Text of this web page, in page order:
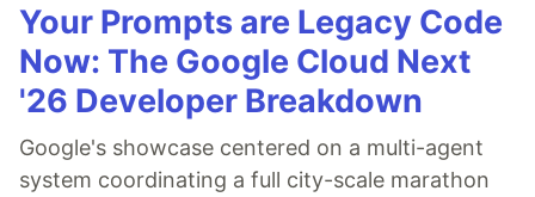
Your Prompts are Legacy Code
Now: The Google Cloud Next
'26 Developer Breakdown
Google's showcase centered on a multi-agent
system coordinating a full city-scale marathon